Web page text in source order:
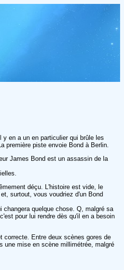
en a un en particulier qui brûle les
première piste envoie Bond à Berlin.
James Bond est un assassin de la
déçu. L'histoire est vide, le
surtout, vous voudriez d'un Bond
changera quelque chose. Q, malgré sa
pour lui rendre dès qu'il en a besoin
correcte. Entre deux scènes gores de
une mise en scène millimétrée, malgré